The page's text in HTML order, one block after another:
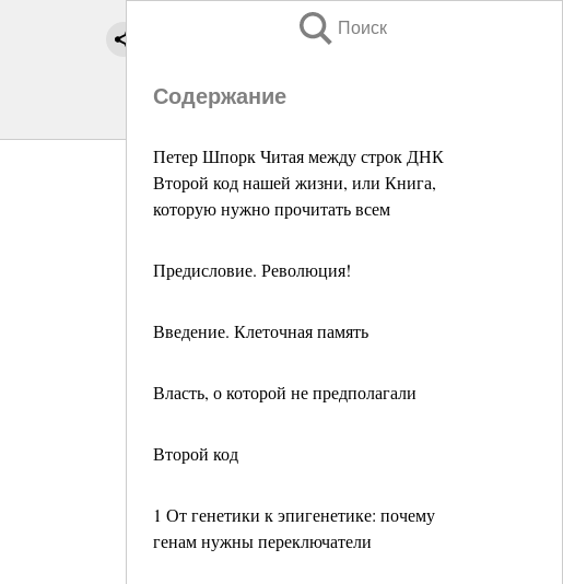
Поиск
Содержание
Петер Шпорк Читая между строк ДНК
Второй код нашей жизни, или Книга,
которую нужно прочитать всем
Предисловие. Революция!
Введение. Клеточная память
Власть, о которой не предполагали
Второй код
1 От генетики к эпигенетике: почему
генам нужны переключатели